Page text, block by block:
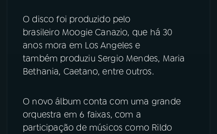
Instagram X
TikTok
O disco foi produzido pelo
brasileiro Moogie Canazio, que há 30
anos mora em Los Angeles e
também produziu Sergio Mendes, Maria
Bethania, Caetano, entre outros.
O novo álbum conta com uma grande
orquestra em 6 faixas, com a
participação de músicos como Rildo